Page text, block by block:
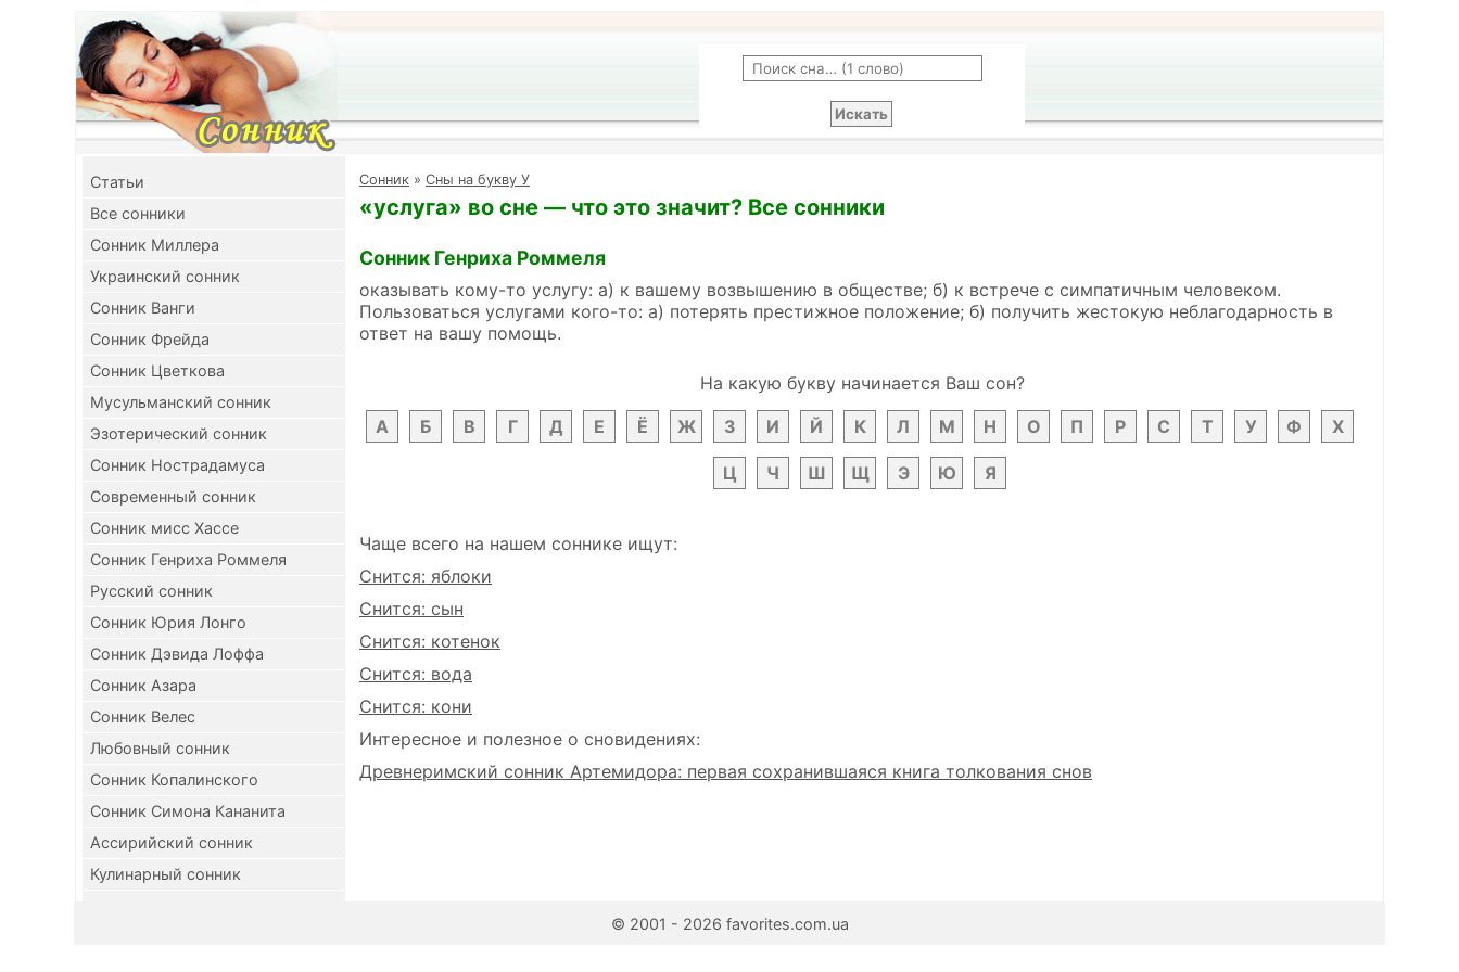
Cтатьи
Все сонники
Сонник Миллера
Украинский сонник
Сонник Ванги
Сонник Фрейда
Сонник Цветкова
Мусульманский сонник
Эзотерический сонник
Сонник Нострадамуса
Современный сонник
Сонник мисс Хассе
Сонник Генриха Роммеля
Русский сонник
Сонник Юрия Лонго
Сонник Дэвида Лоффа
Сонник Азара
Сонник Велес
Любовный сонник
Сонник Копалинского
Сонник Симона Кананита
Ассирийский сонник
Кулинарный сонник
Cонник » Сны на букву У
«услуга» во сне — что это значит? Все сонники
Сонник Генриха Роммеля
оказывать кому-то услугу: а) к вашему возвышению в обществе; б) к встрече с симпатичным человеком.
Пользоваться услугами кого-то: а) потерять престижное положение; б) получить жестокую неблагодарность в
ответ на вашу помощь.
На какую букву начинается Ваш сон?
А
Б В Г Д Е Ё Ж З И Й К Л М Н О П Р С Т У Ф Х
Ц Ч Ш Щ Э Ю Я
Чаще всего на нашем соннике ищут:
Снится: яблоки
Снится: сын
Снится: котенок
Снится: вода
Снится: кони
Интересное и полезное о сновидениях:
Древнеримский сонник Артемидора: первая сохранившаяся книга толкования снов
© 2001 - 2026 favorites.com.ua